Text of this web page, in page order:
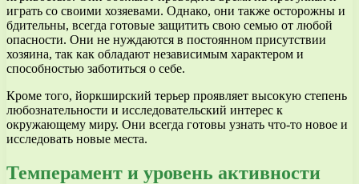
играть со своими хозяевами. Однако, они также осторожны и
бдительны, всегда готовые защитить свою семью от любой
опасности. Они не нуждаются в постоянном присутствии
хозяина, так как обладают независимым характером и
способностью заботиться о себе.
Кроме того, йоркширский терьер проявляет высокую степень
любознательности и исследовательский интерес к
окружающему миру. Они всегда готовы узнать что-то новое и
исследовать новые места.
Темперамент и уровень активности